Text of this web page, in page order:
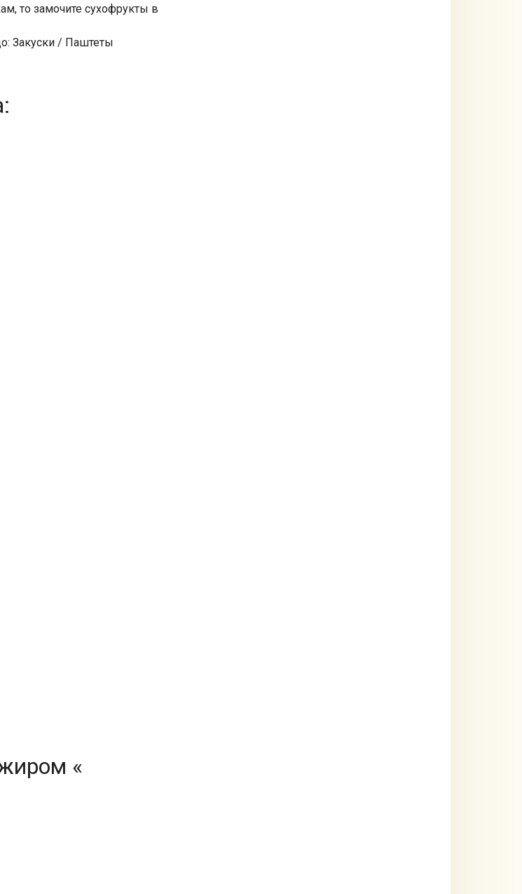
то замочите сухофрукты в
Закуски / Паштеты
«